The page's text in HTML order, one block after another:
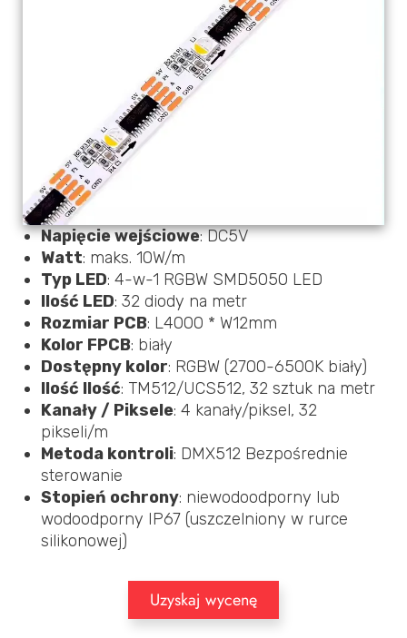
Napięcie wejściowe: DC5V
Watt: maks. 10W/m
Typ LED: 4-w-1 RGBW SMD5050 LED
Ilość LED: 32 diody na metr
Rozmiar PCB: L4000 * W12mm
Kolor FPCB: biały
Dostępny kolor: RGBW (2700-6500K biały)
Ilość Ilość: TM512/UCS512, 32 sztuk na metr
Kanały / Piksele: 4 kanały/piksel, 32
pikseli/m
Metoda kontroli: DMX512 Bezpośrednie
sterowanie
Stopień ochrony: niewodoodporny lub
wodoodporny IP67 (uszczelniony w rurce
silikonowej)
Uzyskaj wycenę